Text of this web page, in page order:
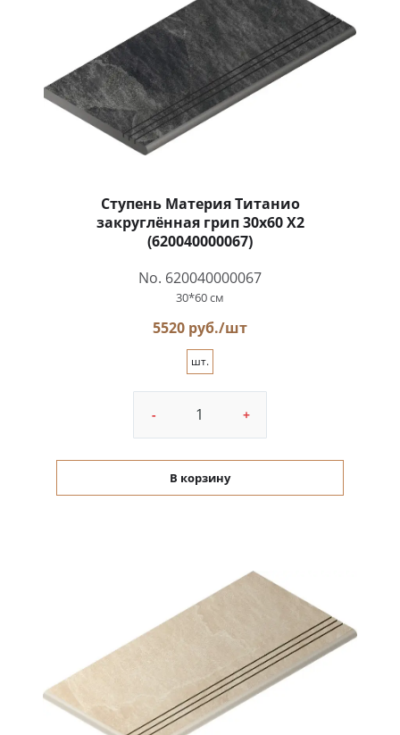
Ступень Материя Титанио
закруглённая грип 30x60 X2
(620040000067)
No. 620040000067
30*60 см
5520 руб./шт
шт.
- +
В корзину